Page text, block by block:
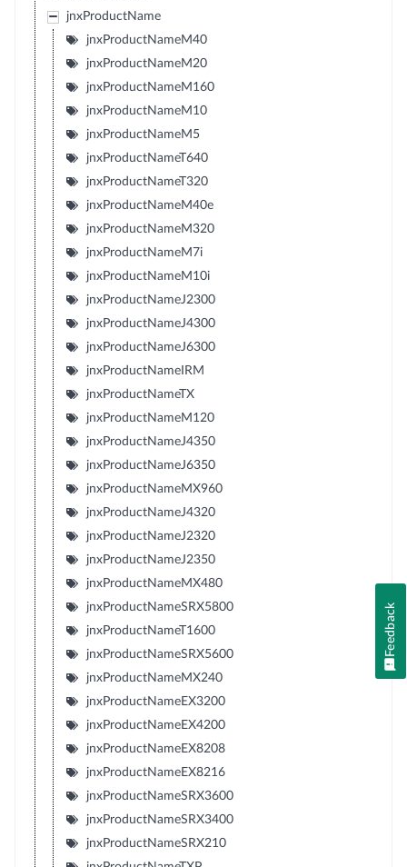
jnxProductName
jnxProductNameM40
jnxProductNameM20
jnxProductNameM160
jnxProductNameM10
jnxProductNameM5
jnxProductNameT640
jnxProductNameT320
jnxProductNameM40e
jnxProductNameM320
jnxProductNameM7i
jnxProductNameM10i
jnxProductNameJ2300
jnxProductNameJ4300
jnxProductNameJ6300
jnxProductNameIRM
jnxProductNameTX
jnxProductNameM120
jnxProductNameJ4350
jnxProductNameJ6350
jnxProductNameMX960
jnxProductNameJ4320
jnxProductNameJ2320
jnxProductNameJ2350
jnxProductNameMX480
jnxProductNameSRX5800
jnxProductNameT1600
jnxProductNameSRX5600
jnxProductNameMX240
jnxProductNameEX3200
jnxProductNameEX4200
jnxProductNameEX8208
jnxProductNameEX8216
jnxProductNameSRX3600
jnxProductNameSRX3400
jnxProductNameSRX210
Feedback